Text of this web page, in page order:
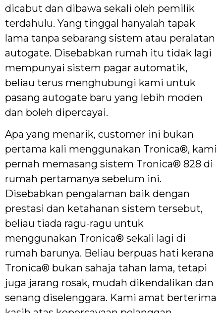
dicabut dan dibawa sekali oleh pemilik
terdahulu. Yang tinggal hanyalah tapak
lama tanpa sebarang sistem atau peralatan
autogate. Disebabkan rumah itu tidak lagi
mempunyai sistem pagar automatik,
beliau terus menghubungi kami untuk
pasang autogate baru yang lebih moden
dan boleh dipercayai.
Apa yang menarik, customer ini bukan
pertama kali menggunakan Tronica®, kami
pernah memasang sistem Tronica® 828 di
rumah pertamanya sebelum ini.
Disebabkan pengalaman baik dengan
prestasi dan ketahanan sistem tersebut,
beliau tiada ragu-ragu untuk
menggunakan Tronica® sekali lagi di
rumah barunya. Beliau berpuas hati kerana
Tronica® bukan sahaja tahan lama, tetapi
juga jarang rosak, mudah dikendalikan dan
senang diselenggara. Kami amat berterima